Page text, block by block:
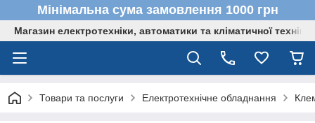
Мінімальна сума замовлення 1000 грн
Магазин електротехніки, автоматики та кліматичної техніки
Товари та послуги Електротехнічне обладнання